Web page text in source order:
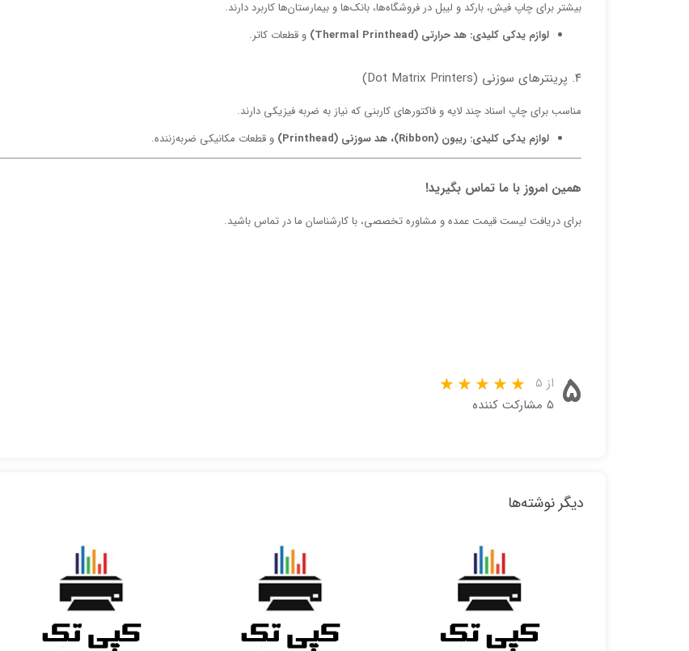
بیشتر برای چاپ فیش، بارکد و لیبل در فروشگاه‌ها، بانک‌ها و بیمارستان‌ها کاربرد دارند.
لوازم یدکی کلیدی: هد حرارتی (Thermal Printhead) و قطعات کاتر.
۴. پرینترهای سوزنی (Dot Matrix Printers)
مناسب برای چاپ اسناد چند لایه و فاکتورهای کاربنی که نیاز به ضربه فیزیکی دارند.
لوازم یدکی کلیدی: ریبون (Ribbon)، هد سوزنی (Printhead) و قطعات مکانیکی ضربه‌زننده.
همین امروز با ما تماس بگیرید!
برای دریافت لیست قیمت عمده و مشاوره تخصصی، با کارشناسان ما در تماس باشید.
۵ از ۵
۵ مشارکت کننده
دیگر نوشته‌ها